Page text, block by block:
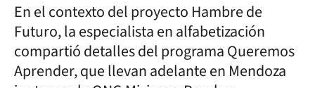
En el contexto del proyecto Hambre de
Futuro, la especialista en alfabetización
compartió detalles del programa Queremos
Aprender, que llevan adelante en Mendoza